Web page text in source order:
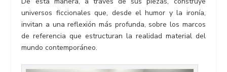
universos ficcionales que, desde el humor y la ironía,
invitan a una reflexión más profunda, sobre los marcos
de referencia que estructuran la realidad material del
mundo contemporáneo.